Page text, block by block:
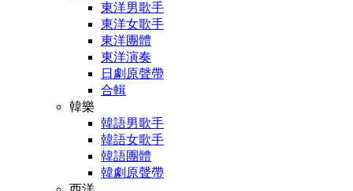
東洋男歌手
東洋女歌手
東洋團體
東洋演奏
日劇原聲帶
合輯
韓樂
韓語男歌手
韓語女歌手
韓語團體
韓劇原聲帶